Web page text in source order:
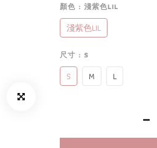
顏色 : 淺紫色LIL
淺紫色LIL
尺寸 : S
S M L